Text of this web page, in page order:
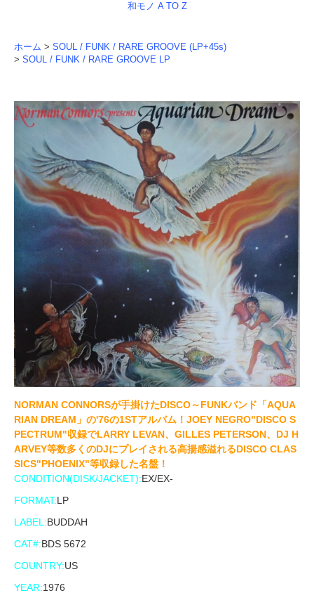
和モノ A TO Z
ホーム > SOUL / FUNK / RARE GROOVE (LP+45s)
> SOUL / FUNK / RARE GROOVE LP
NORMAN CONNORSが手掛けたDISCO～FUNKバンド「AQUA
RIAN DREAM」の'76の1STアルバム！JOEY NEGRO"DISCO S
PECTRUM"収録でLARRY LEVAN、GILLES PETERSON、DJ H
ARVEY等数多くのDJにプレイされる高揚感溢れるDISCO CLAS
SICS"PHOENIX"等収録した名盤！
CONDITION(DISK/JACKET):EX/EX-
FORMAT:LP
LABEL:BUDDAH
CAT#:BDS 5672
COUNTRY:US
YEAR:1976